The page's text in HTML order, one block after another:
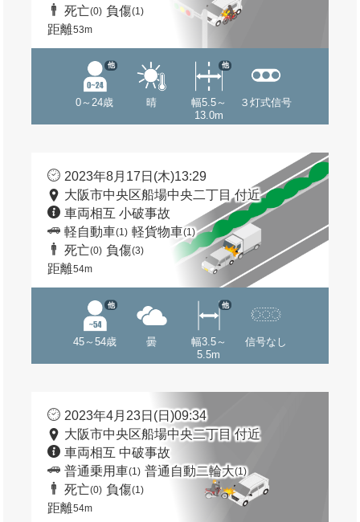
死亡(0) 負傷(1)
距離53m
0～24歳
他
晴
幅5.5～
13.0m
他
３灯式信号
2023年8月17日(木)13:29
大阪市中央区船場中央二丁目 付近
車両相互 小破事故
軽自動車(1) 軽貨物車(1)
死亡(0) 負傷(3)
距離54m
45～54歳
他
曇
幅3.5～
5.5m
他
信号なし
2023年4月23日(日)09:34
大阪市中央区船場中央二丁目 付近
車両相互 中破事故
普通乗用車(1) 普通自動二輪大(1)
死亡(0) 負傷(1)
距離54m